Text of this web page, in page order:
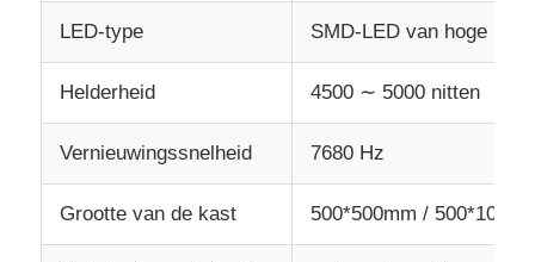
LED-type SMD-LED van hoge
Helderheid 4500 ∼ 5000 nitten
Vernieuwingssnelheid 7680 Hz
Grootte van de kast 500*500mm /